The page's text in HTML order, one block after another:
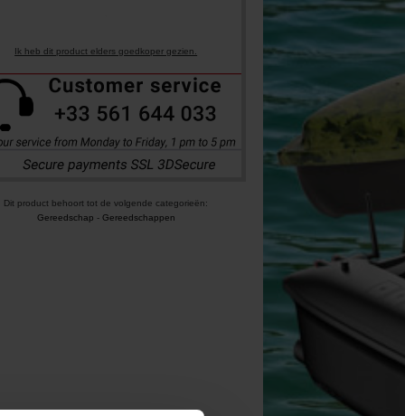
Ik heb dit product elders goedkoper gezien.
Dit product behoort tot de volgende categorieën:
Gereedschap - Gereedschappen